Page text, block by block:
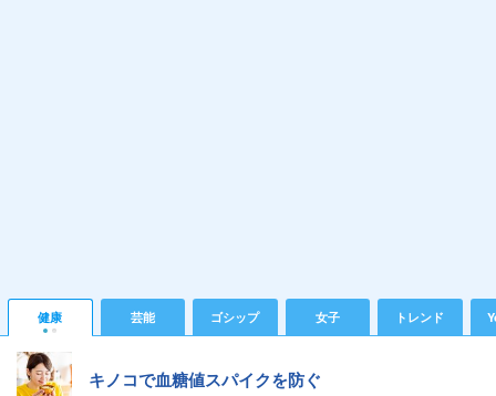
健康 芸能 ゴシップ 女子 トレンド
キノコで血糖値スパイクを防ぐ